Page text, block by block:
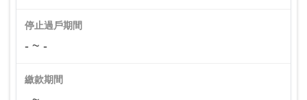
停止過戶期間
- ~ -
繳款期間